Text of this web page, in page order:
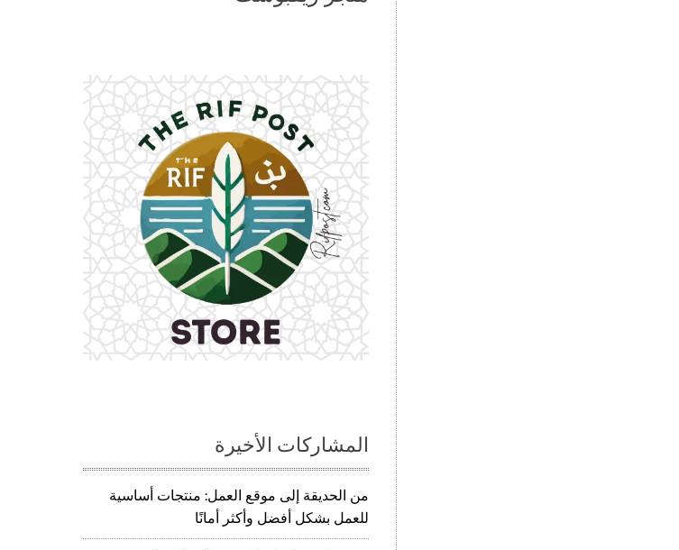
المشاركات الأخيرة
من الحديقة إلى موقع العمل: منتجات أساسية
للعمل بشكل أفضل وأكثر أمانًا